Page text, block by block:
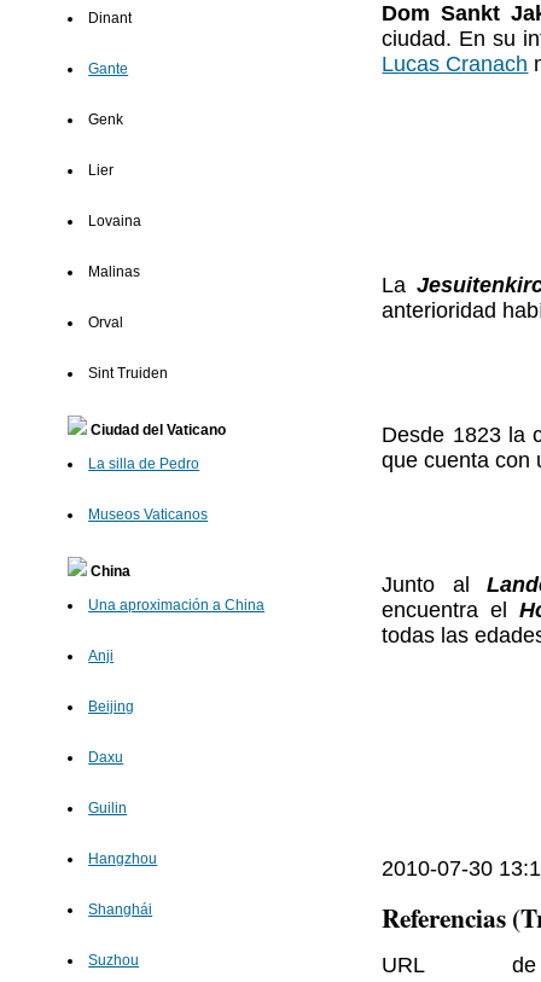
Dinant
Gante
Genk
Lier
Lovaina
Malinas
Orval
Sint Truiden
Ciudad del Vaticano
La silla de Pedro
Museos Vaticanos
China
Una aproximación a China
Anji
Beijing
Daxu
Guilin
Hangzhou
Shanghái
Suzhou
Dom Sankt
ciudad. En su
Lucas Cranach
La
anterioridad
Desde 1823 la
que cuenta con
Junto al
encuentra el
todas las
2010-07-30
Referencias
URL